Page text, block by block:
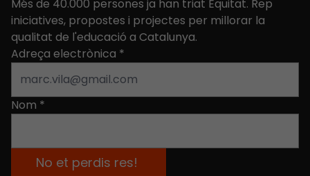
Més de 40.000 persones ja han triat Equitat. Rep
iniciatives, propostes i projectes per millorar la
qualitat de l'educació a Catalunya.
Adreça electrònica *
Nom *